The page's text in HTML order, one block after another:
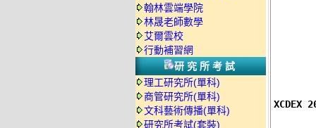
翰林雲端學院
林晟老師數學
艾爾雲校
行動補習網
研究所考試
理工研究所(單科)
商管研究所(單科)
文科藝術傳播(單科)
研究所考試(套裝)
XCDEX